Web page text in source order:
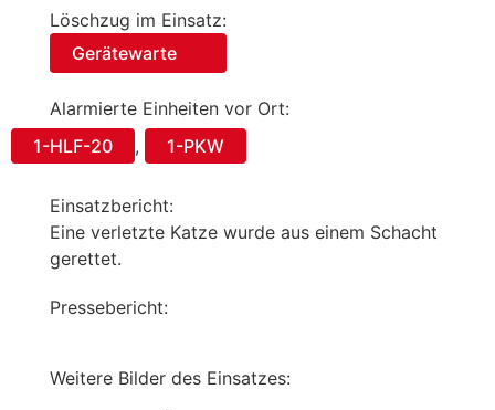
Löschzug im Einsatz:
Gerätewarte
Alarmierte Einheiten vor Ort:
1-HLF-20
, 1-PKW
Einsatzbericht:
Eine verletzte Katze wurde aus einem Schacht
gerettet.
Pressebericht:
Weitere Bilder des Einsatzes: